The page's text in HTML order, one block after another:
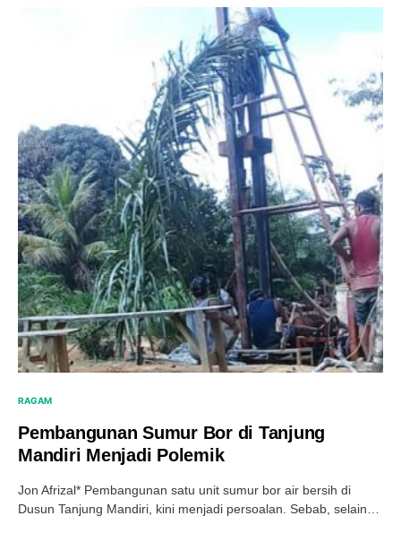
RAGAM
Pembangunan Sumur Bor di Tanjung
Mandiri Menjadi Polemik
Jon Afrizal* Pembangunan satu unit sumur bor air bersih di
Dusun Tanjung Mandiri, kini menjadi persoalan. Sebab, selain…